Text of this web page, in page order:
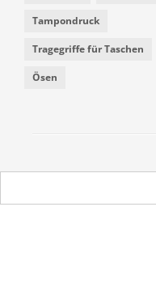
Tampondruck
Tragegriffe für Taschen
Ösen